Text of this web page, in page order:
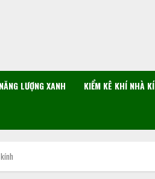
NĂNG LƯỢNG XANH KIỂM KÊ KHÍ NHÀ